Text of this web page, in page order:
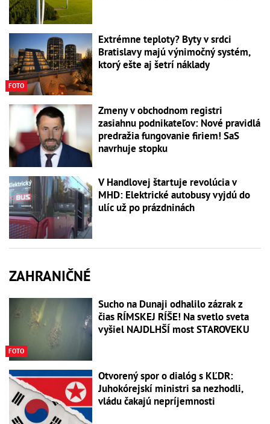
FOTO
Extrémne teploty? Byty v srdci
Bratislavy majú výnimočný systém,
ktorý ešte aj šetrí náklady
Zmeny v obchodnom registri
zasiahnu podnikateľov: Nové pravidlá
predražia fungovanie firiem! SaS
navrhuje stopku
V Handlovej štartuje revolúcia v
MHD: Elektrické autobusy vyjdú do
ulíc už po prázdninách
ZAHRANIČNÉ
FOTO
Sucho na Dunaji odhalilo zázrak z
čias RÍMSKEJ RÍŠE! Na svetlo sveta
vyšiel NAJDLHŠÍ most STAROVEKU
Otvorený spor o dialóg s KĽDR:
Juhokórejskí ministri sa nezhodli,
vládu čakajú nepríjemnosti